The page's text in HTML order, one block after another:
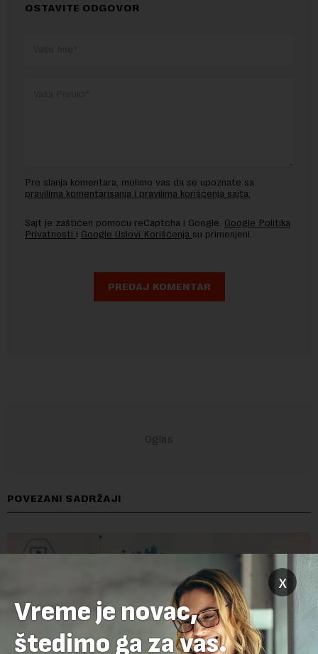
OSTAVITE ODGOVOR
Pre slanja komentara, molimo vas da se upoznate sa
pravilima komentarisanja i pravilima korišćenja sajta.
Sajt je zaštićen pomocu reCaptcha i Google. Google Politika
Privatnosti i Google Uslovi Korišćenja su primenjeni.
POVEZANI SADRŽAJI
x
Vreme je novac,
štedimo ga za vas.